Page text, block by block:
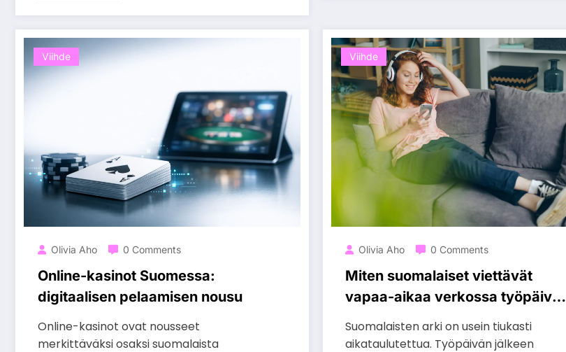
Viihde
Olivia Aho 0 Comments
Online-kasinot Suomessa:
digitaalisen pelaamisen nousu
Online-kasinot ovat nousseet
merkittäväksi osaksi suomalaista
Viihde
Olivia Aho 0 Comments
Miten suomalaiset viettävät
vapaa-aikaa verkossa työpäivän
jälkeen
Suomalaisten arki on usein tiukasti
aikataulutettua. Työpäivän jälkeen